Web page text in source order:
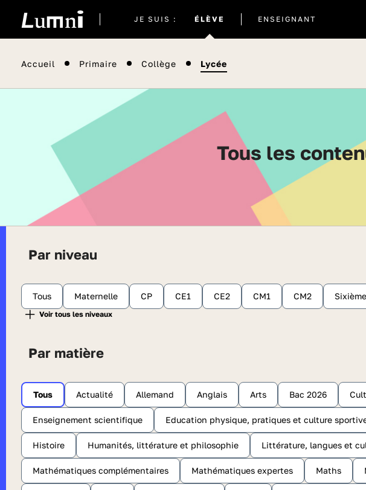
JE SUIS : ÉLÈVE
actuel
ENSEIGNANT
Accueil Primaire Collège Lycée
Tous les
Par niveau
Tous Maternelle CP CE1 CE2 CM1 CM2 Sixième
Par matière
Tous Actualité Allemand Anglais Arts Bac 2026
Enseignement scientifique Education physique, pratiques et culture
Histoire Humanités, littérature et philosophie Littérature, langues et
Mathématiques complémentaires Mathématiques expertes Maths